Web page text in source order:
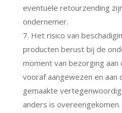
eventuele retourzending
ondernemer.
7. Het risico van
producten berust bij de
moment van bezorging aan
vooraf aangewezen en aan
gemaakte
anders is overeengekomen.